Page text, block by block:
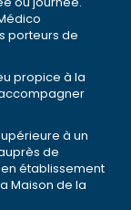
porteurs de
propice à la
à un
de
établissement
Maison de la